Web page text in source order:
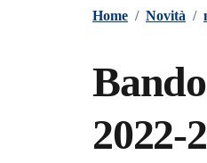
Home / Novità /
2022-